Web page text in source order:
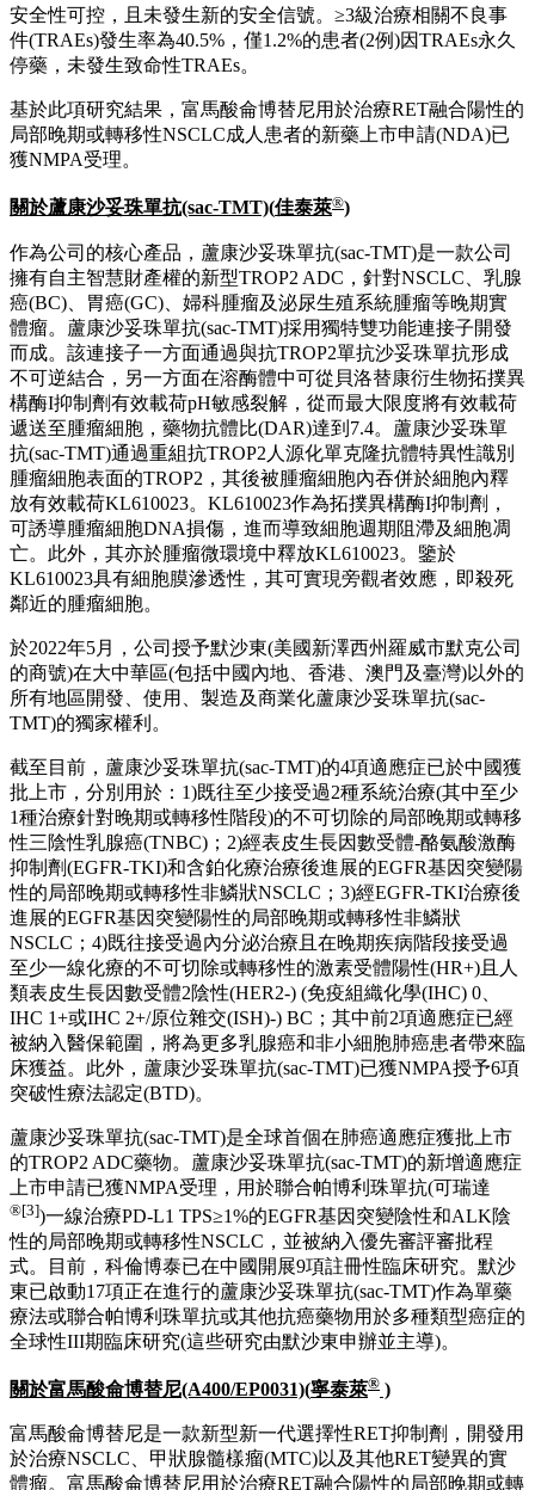
鍵II期研究的療效與安全性
口頭報告：當地時間5月29日14:36-14:48 (摘要編號#8505，肺
截至2025年10月29日，研究共納入71例既往接受過含鉑化療及
免疫治療的患者(經治患者)及92例既往未接受過系統治療的患
經獨立審查委員會(IRC)確認的ORR在經治患者中為
87.1%(95% CI: 77.0-93.9)，在初治患者中為81.3%(95%
CI: 71.8-88.7)；
經治患者與初治患者的mPFS分別為27.5個月(未成熟)和
NR，24個月PFS率分別為52.1%和59.9%；
mOS均未達到，經治患者與初治患者24個月OS率分別為
65.7%及74.1%。
在基線存在腦轉移的患者中(經治組23例，初治組16
例)，ORR分別為82.6%和75.0%，且兩個佇列中均有6例
患者獲得顱內完全緩解。
安全性可控，且未發生新的安全信號。≥3級治療相關不良事
件(TRAEs)發生率為40.5%，僅1.2%的患者(2例)因TRAEs永久
停藥，未發生致命性TRAEs。
基於此項研究結果，富馬酸侖博替尼用於治療RET融合陽性的
局部晚期或轉移性NSCLC成人患者的新藥上市申請(NDA)已
獲NMPA受理。
關於蘆康沙妥珠單抗
作為公司的核心產品，蘆康沙妥珠單抗(sac-TMT)是一款公司
擁有自主智慧財產權的新型TROP2 ADC，針對NSCLC、乳腺
癌(BC)、胃癌(GC)、婦科腫瘤及泌尿生殖系統腫瘤等晚期實
體瘤。蘆康沙妥珠單抗(sac-TMT)採用獨特雙功能連接子開發
而成。該連接子一方面通過與抗TROP2單抗沙妥珠單抗形成
不可逆結合，另一方面在溶酶體中可從貝洛替康衍生物拓撲異
構酶I抑制劑有效載荷pH敏感裂解，從而最大限度將有效載荷
遞送至腫瘤細胞，藥物抗體比(DAR)達到7.4。蘆康沙妥珠單
抗(sac-TMT)通過重組抗TROP2人源化單克隆抗體特異性識別
腫瘤細胞表面的TROP2，其後被腫瘤細胞內吞併於細胞內釋
放有效載荷KL610023。KL610023作為拓撲異構酶I抑制劑，
可誘導腫瘤細胞DNA損傷，進而導致細胞週期阻滯及細胞凋
亡。此外，其亦於腫瘤微環境中釋放KL610023。鑒於
KL610023具有細胞膜滲透性，其可實現旁觀者效應，即殺死
鄰近的腫瘤細胞。
於2022年5月，公司授予默沙東(美國新澤西州羅威市默克公司
的商號)在大中華區(包括中國內地、香港、澳門及臺灣)以外的
所有地區開發、使用、製造及商業化蘆康沙妥珠單抗(sac-
TMT)的獨家權利。
截至目前，蘆康沙妥珠單抗(sac-TMT)的4項適應症已於中國獲
批上市，分別用於：1)既往至少接受過2種系統治療(其中至少
1種治療針對晚期或轉移性階段)的不可切除的局部晚期或轉移
抑制劑(EGFR-TKI)和含鉑化療治療後進展的EGFR基因突變陽
進展的EGFR基因突變陽性的局部晚期或轉移性非鱗狀
NSCLC；4)既往接受過內分泌治療且在晚期疾病階段接受過